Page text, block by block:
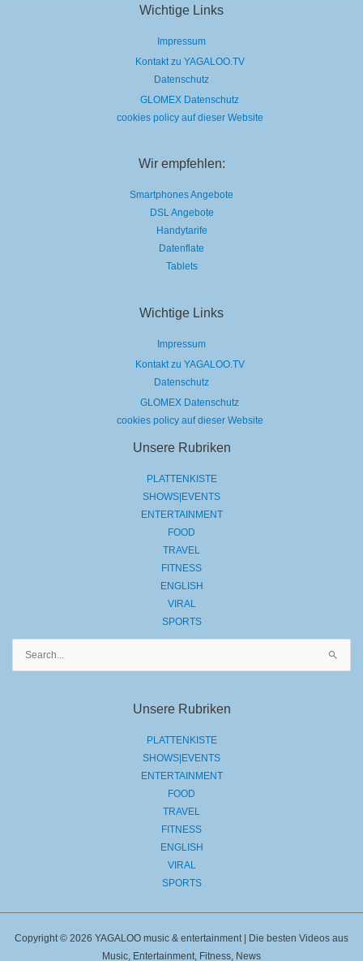
Wichtige Links
Impressum
Kontakt zu YAGALOO.TV
Datenschutz
GLOMEX Datenschutz
cookies policy auf dieser Website
Wir empfehlen:
Smartphones Angebote
DSL Angebote
Handytarife
Datenflate
Tablets
Wichtige Links
Impressum
Kontakt zu YAGALOO.TV
Datenschutz
GLOMEX Datenschutz
cookies policy auf dieser Website
Unsere Rubriken
PLATTENKISTE
SHOWS|EVENTS
ENTERTAINMENT
FOOD
TRAVEL
FITNESS
ENGLISH
VIRAL
SPORTS
Unsere Rubriken
PLATTENKISTE
SHOWS|EVENTS
ENTERTAINMENT
FOOD
TRAVEL
FITNESS
ENGLISH
VIRAL
SPORTS
Copyright © 2026 YAGALOO music & entertainment | Die besten Videos aus
Music, Entertainment, Fitness, News